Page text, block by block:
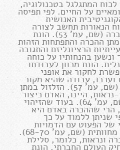
המתגלגל בטכנולוגיה,
על החיים. לפי תפיסה
האנושית
הנאורות תחשב לצורה
"בריאה" או שלמה של החברה (שם, עמ' 53). הונת
ההכרה והתפתחות הזהות
הרציונליזם והתגובה
בהנחותיו על כוחה
הונת מכוון לעבודתו
לחקור את אופני
וערכו, עבודה שהיא מקור
מרכזי של חוויות מוסריות (שם, עמ' 57). הזלזול במתן
היינו, האדם כיצור
שקוף, "להסתכל דרכו" (שם, עמ' 64). בעוד שהזיהוי
הרי שההכרה באדם היא
ללמוד על כך
הפעוט עם הדמויות
המטפלות בו דרך תקשורת מחוותית (שם, עמ' 68-70).
ונראות, כלומר, סלילת
העולם החברתי. הונת